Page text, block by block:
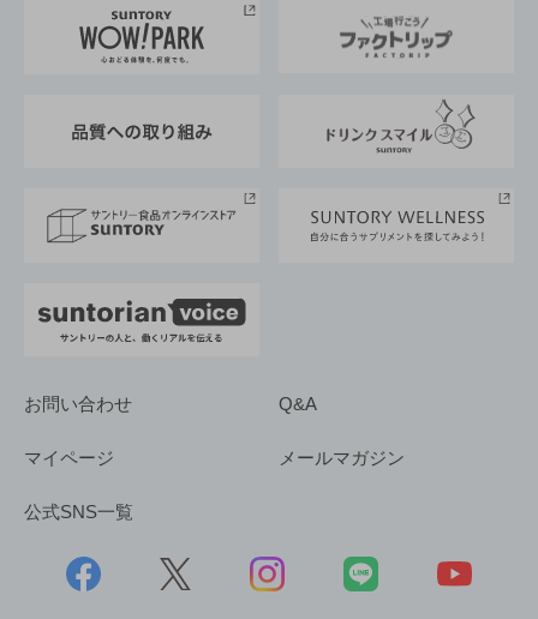
地域情報
サントリーサンバーズ大阪
サントリーが考えるサステナビリティ経営
企業概要
採用情報
お問い合わせ Q&A
マイページ メールマガジン
公式SNS一覧